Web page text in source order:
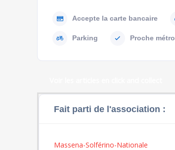
Accepte la carte bancaire
Parking Proche métro
Fait parti de l'association :
Massena-Solférino-Nationale